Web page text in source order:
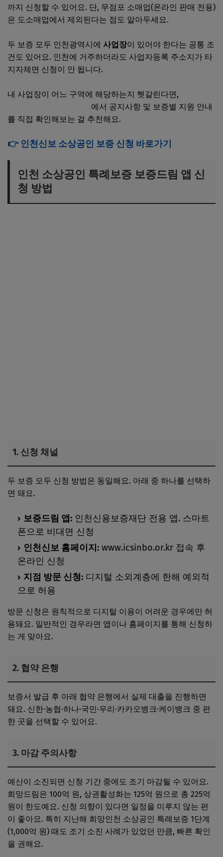
까지 신청할 수 있어요. 단, 무점포 소매업(온라인 판매 전용)
은 도소매업에서 제외된다는 점도 알아두세요.
두 보증 모두 인천광역시에 사업장이 있어야 한다는 공통 조
건도 있어요. 인천에 거주하더라도 사업자등록 주소지가 타
지자체면 신청이 안 됩니다.
내 사업장이 어느 구역에 해당하는지 헷갈린다면,
에서 공지사항 및 보증별 지원 안내
를 직접 확인해보는 걸 추천해요.
👉 인천신보 소상공인 보증 신청 바로가기
인천 소상공인 특례보증 보증드림 앱 신
청 방법
1. 신청 채널
두 보증 모두 신청 방법은 동일해요. 아래 중 하나를 선택하
면 돼요.
보증드림 앱: 인천신용보증재단 전용 앱. 스마트
폰으로 비대면 신청
인천신보 홈페이지: www.icsinbo.or.kr 접속 후
온라인 신청
지점 방문 신청: 디지털 소외계층에 한해 예외적
으로 허용
방문 신청은 원칙적으로 디지털 이용이 어려운 경우에만 허
용돼요. 일반적인 경우라면 앱이나 홈페이지를 통해 신청하
는 게 맞아요.
2. 협약 은행
보증서 발급 후 아래 협약 은행에서 실제 대출을 진행하면
돼요. 신한·농협·하나·국민·우리·카카오뱅크·케이뱅크 중 편
한 곳을 선택할 수 있어요.
3. 마감 주의사항
예산이 소진되면 신청 기간 중에도 조기 마감될 수 있어요.
희망드림은 100억 원, 상권활성화는 125억 원으로 총 225억
원이 한도예요. 신청 의향이 있다면 일정을 미루지 않는 편
이 좋아요. 특히 지난해 희망인천 소상공인 특례보증 1단계
(1,000억 원) 때도 조기 소진 사례가 있었던 만큼, 빠른 확인
을 권해요.